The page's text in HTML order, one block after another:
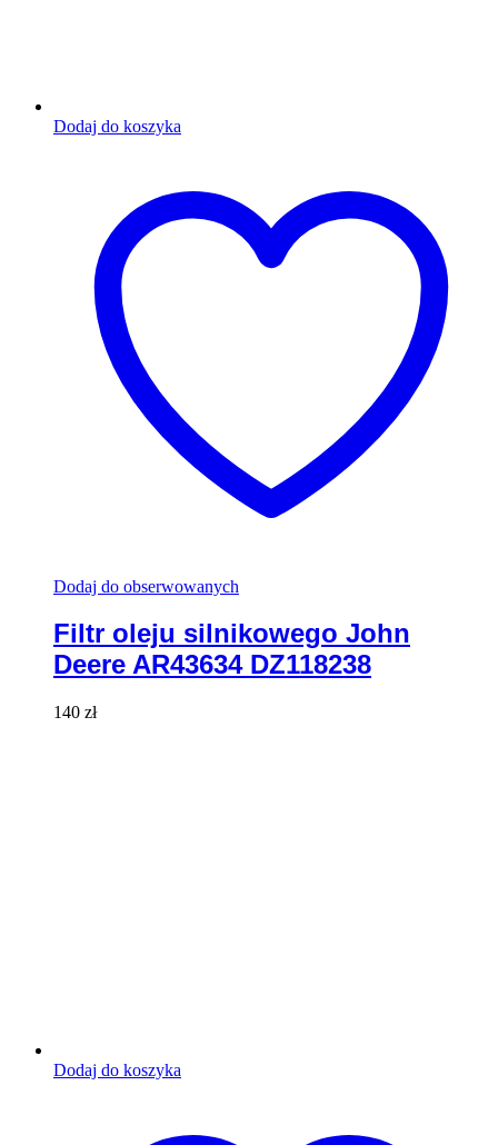
Dodaj do koszyka
Dodaj do obserwowanych
Filtr oleju silnikowego John
Deere AR43634 DZ118238
140 zł
Dodaj do koszyka